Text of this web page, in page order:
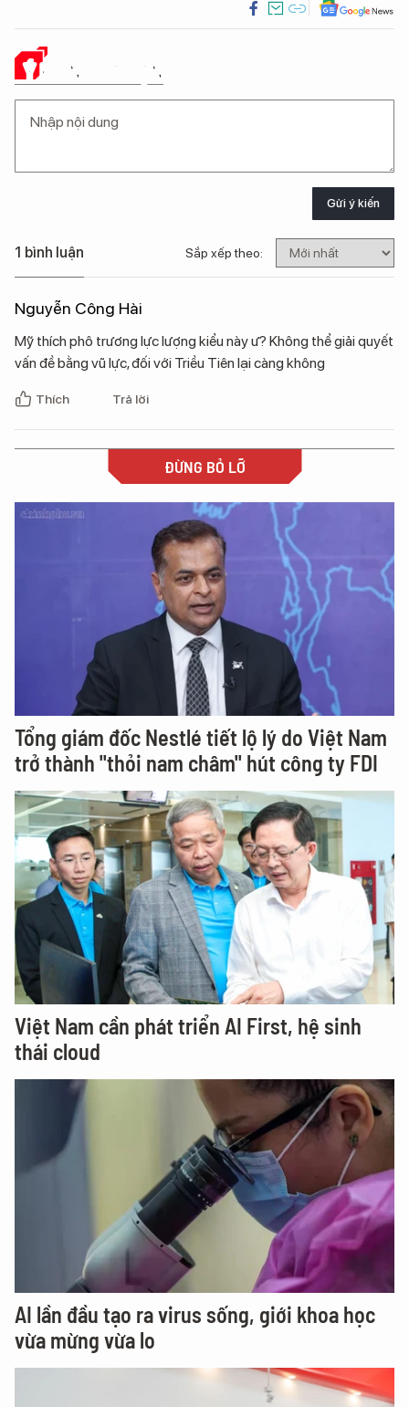
Ý KIẾN CỦA BẠN
Gửi ý kiến
1 bình luận Sắp xếp theo:
Nguyễn Công Hài
Mỹ thích phô trương lực lượng kiểu này ư? Không thể giải quyết
vấn đề bằng vũ lực, đối với Triều Tiên lại càng không
Thích Trả lời
ĐỪNG BỎ LỠ
Tổng giám đốc Nestlé tiết lộ lý do Việt Nam
trở thành "thỏi nam châm" hút công ty FDI
Việt Nam cần phát triển AI First, hệ sinh
thái cloud
AI lần đầu tạo ra virus sống, giới khoa học
vừa mừng vừa lo